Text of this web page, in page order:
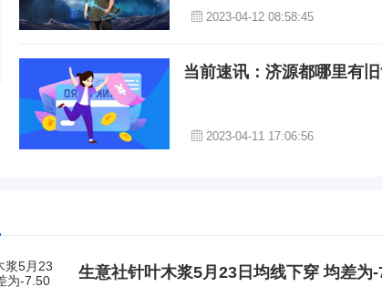
2023-04-12 08:58:45
当前速讯：济源都哪里有
2023-04-11 17:06:56
生意社针叶木浆5月23日均线下穿 均差为